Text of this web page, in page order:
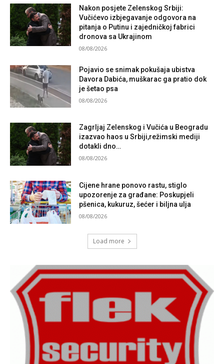
Nakon posjete Zelenskog Srbiji:
Vučićevo izbjegavanje odgovora na
pitanja o Putinu i zajedničkoj fabrici
dronova sa Ukrajinom
08/08/2026
Pojavio se snimak pokušaja ubistva
Davora Dabića, muškarac ga pratio dok
je šetao psa
08/08/2026
Zagrljaj Zelenskog i Vučića u Beogradu
izazvao haos u Srbiji,režimski mediji
dotakli dno…
08/08/2026
Cijene hrane ponovo rastu, stiglo
upozorenje za građane: Poskupjeli
pšenica, kukuruz, šećer i biljna ulja
08/08/2026
Load more